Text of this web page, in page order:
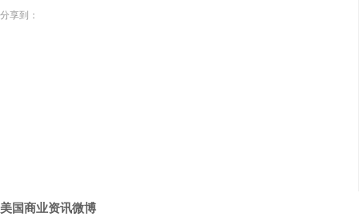
分享到：
美国商业资讯微博